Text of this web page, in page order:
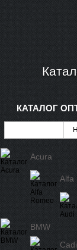
КАТАЛОГ
Acura
Alfa
BMW